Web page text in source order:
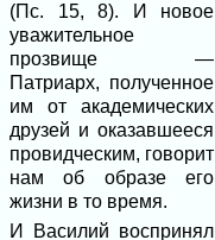
(Пс. 15, 8). И но­вое
уважительное
прозвище —
Патриарх, полученное
им от академических
друзей и оказавшееся
провидческим, говорит
нам об образе его
жизни в то время.
И Василий воспринял